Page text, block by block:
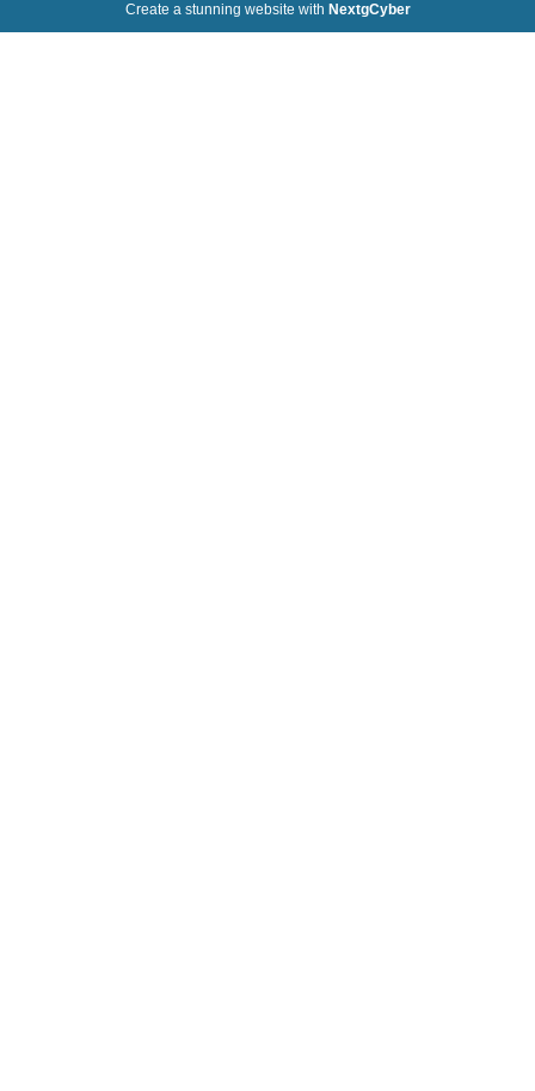
Create a stunning website with NextgCyber